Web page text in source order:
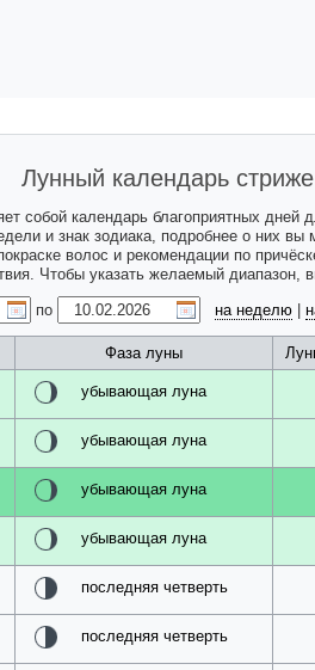
Лунный календарь
собой календарь благоприятных
и знак зодиака, подробнее о них вы
волос и рекомендации по
Чтобы указать желаемый
по на неделю
Фаза луны
убывающая луна
убывающая луна
убывающая луна
убывающая луна
последняя четверть
последняя четверть